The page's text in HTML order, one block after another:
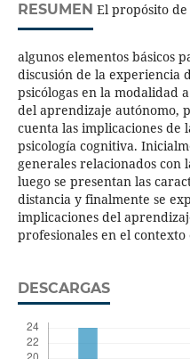
RESUMEN El propósito
algunos elementos básicos
discusión de la experiencia
psicólogas en la modalidad
del aprendizaje autónomo,
cuenta las implicaciones de
psicología cognitiva.
generales relacionados con
luego se presentan las
distancia y finalmente se
implicaciones del
profesionales en el contexto
DESCARGAS